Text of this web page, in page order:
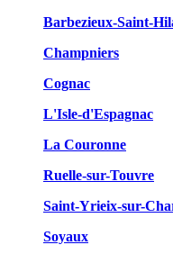
Barbezieux-Saint-
Champniers
Cognac
L'Isle-d'Espagnac
La Couronne
Ruelle-sur-Touvre
Saint-Yrieix-sur-
Soyaux